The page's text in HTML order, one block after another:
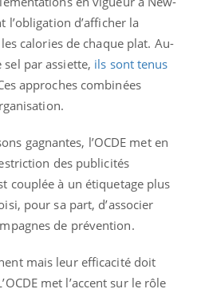
l’obligation d’afficher la
calories de chaque plat. Au-
par assiette, ils sont tenus
approches combinées
gagnantes, l’OCDE met en
des publicités
couplée à un étiquetage plus
pour sa part, d’associer
de prévention.
mais leur efficacité doit
met l’accent sur le rôle